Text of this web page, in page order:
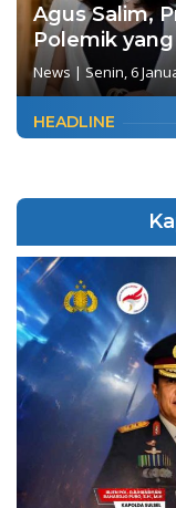
Agus Salim,
Polemik
News| Senin, 6
HEADLINE